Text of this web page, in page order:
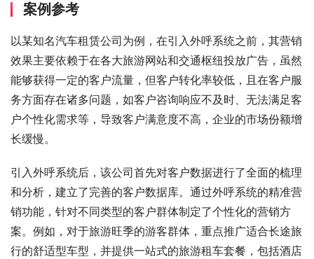
案例参考
以某知名汽车租赁公司为例，在引入外呼系统之前，其营销
效果主要依赖于在各大旅游网站和交通枢纽投放广告，虽然
能够获得一定的客户流量，但客户转化率较低，且在客户服
务方面存在诸多问题，如客户咨询响应不及时、无法满足客
户个性化需求等，导致客户满意度不高，企业的市场份额增
长缓慢。
引入外呼系统后，该公司首先对客户数据进行了全面的梳理
和分析，建立了完善的客户数据库。通过外呼系统的精准营
销功能，针对不同类型的客户群体制定了个性化的营销方
案。例如，对于旅游旺季的游客群体，重点推广适合长途旅
行的舒适型车型，并提供一站式的旅游租车套餐，包括酒店